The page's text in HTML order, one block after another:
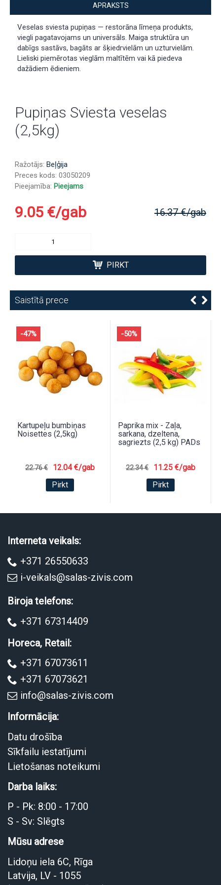
APRAKSTS
Veselas sviesta pupiņas — restorāna līmeņa produkts,
viegli pagatavojams un universāls. Maiga struktūra un
dabīgs sastāvs, bagāts ar šķiedrvielām un uzturvielām.
Lieliski piemērotas vieglām maltītēm vai kā piedeva
dažādiem ēdieniem.
Pupiņas Sviesta veselas
(2,5kg)
Ražotājs: Beļģija
Preces kods: 03050209
Pieejamība: Pieejams
9.05 €/gab 16.37 €/gab
PIRKT
Saistītā prece
-47%
Kartupeļu bumbiņas
Noisettes (2,5kg)
22.76 €
12.04 €/gab
Pirkt
-50%
Paprika mix - Zaļa,
sarkana, dzeltena,
sagriezts (2,5 kg) PADs
22.34 €
11.25 €/gab
Pirkt
Interneta veikals:
+371 26550633
i-veikals@salas-zivis.com
Biroja telefons:
+371 67314409
Horeca, Retail:
+371 67073611
+371 67073621
info@salas-zivis.com
Informācija:
Datu drošība
Sīkfailu iestatījumi
Lietošanas noteikumi
Darba laiks:
P - Pk: 8:00 - 17:00
S - Sv: Slēgts
Mūsu adrese
Lidoņu iela 6C, Rīga
Latvija, LV - 1055